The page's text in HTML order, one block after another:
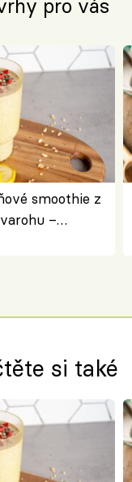
pro vás
smoothie z
–
si také